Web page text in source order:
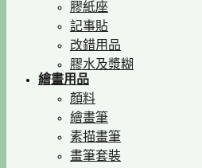
膠紙座
記事貼
改錯用品
膠水及漿糊
繪畫用品
顏料
繪畫筆
素描畫筆
畫筆套裝